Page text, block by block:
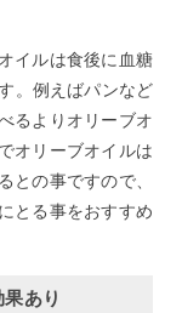
イルは食後に血糖
。例えばパンなど
るよりオリーブオ
オリーブオイルは
との事ですので、
とる事をおすすめ
あり